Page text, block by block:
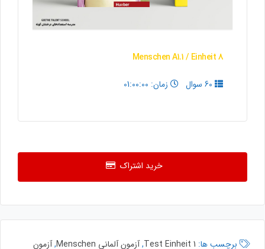
Menschen A1.1 / Einheit 8
زمان: 01:00:00
خرید اشتراک
برچسب ها: 1 Test Einheit
,آزمون آلمانی Menschen ,آزمون